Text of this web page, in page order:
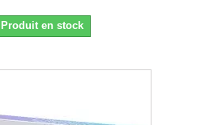
Produit en stock